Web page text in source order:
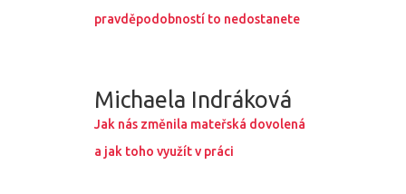
pravděpodobností to nedostanete
Michaela Indráková
Jak nás změnila mateřská dovolená
a jak toho využít v práci